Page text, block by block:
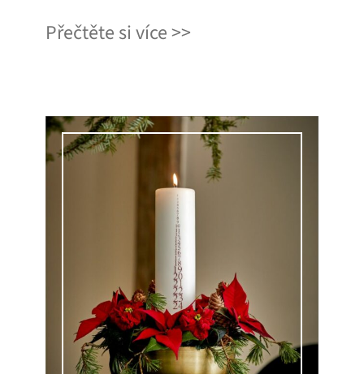
Přečtěte si více